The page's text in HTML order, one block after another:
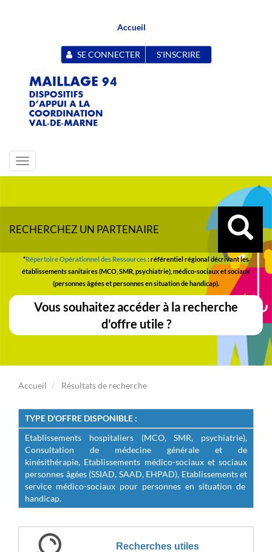
Accueil
SE CONNECTER S'INSCRIRE
Toggle
navigation
RECHERCHEZ UN PARTENAIRE
*Répertoire Opérationnel des Ressources: référentiel régional décrivant les
établissements sanitaires (MCO, SMR, psychiatrie), médico-sociaux et sociaux
(personnes âgées et personnes en situation de handicap).
Vous souhaitez accéder à la recherche
d'offre utile ?
Accueil Résultats de recherche
TYPE D'OFFRE DISPONIBLE :
Etablissements hospitaliers (MCO, SMR, psychiatrie),
Consultation de médecine générale et de
kinésithérapie, Etablissements médico-sociaux et sociaux
personnes âgées (SSIAD, SAAD, EHPAD), Etablissements et
service médico-sociaux pour personnes en situation de
handicap.
Recherches utiles